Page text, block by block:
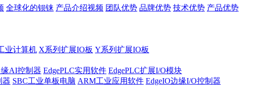
全球化的钡铼 产品介绍视频 团队优势 品牌优势 技术优势 产品优势
业计算机 X系列扩展IO板 Y系列扩展IO板
缘AI控制器 EdgePLC实用软件 EdgePLC扩展I/O模块
器 SBC工业单板电脑 ARM工业应用软件 EdgeIO边缘I/O控制器